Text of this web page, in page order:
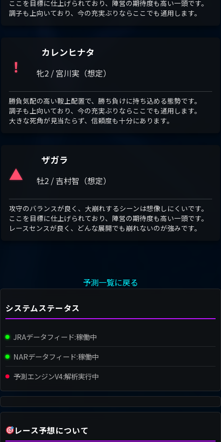
ここを目標に仕上げられており、陣営の期待度も高い一頭です。
調子も上向いており、今の充実ぶりならここでも通用します。
！
カレンヒナタ
牝2 / 宮川実（想定）
勝負気配の高い鞍上配置で、勝ち負けに持ち込める態勢です。
調子も上向いており、今の充実ぶりならここでも通用します。
大きな死角が見当たらず、信頼度も十分にあります。
▲
ザガラ
牡2 / 吉村智（想定）
攻守のバランスが良く、大崩れするシーンは想像しにくいです。
ここを目標に仕上げられており、陣営の期待度も高い一頭です。
レースセンスが良く、どんな展開でも崩れないのが強みです。
予測一覧に戻る
システムステータス
JRAデータフィード:稼働中
NARデータフィード:稼働中
予測エンジンV4:解析実行中
レース予想について